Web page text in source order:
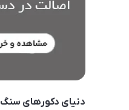
دنیای دکورهای